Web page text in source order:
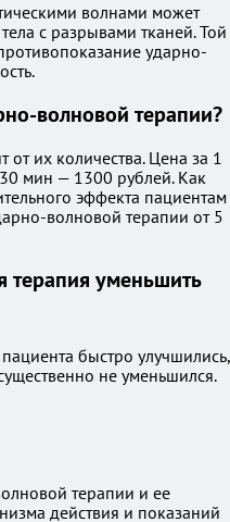
волнами может
с разрывами тканей. Той
ударно-
волновой терапии?
от их количества. Цена за 1
мин — 1300 рублей. Как
эффекта пациентам
волновой терапии от 5
терапия уменьшить
быстро улучшились,
не уменьшился.
терапии и ее
действия и показаний